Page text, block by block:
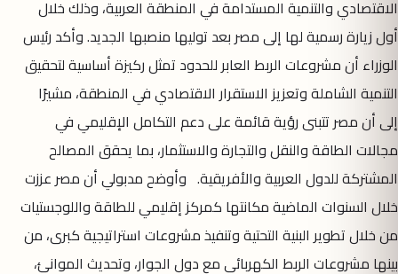
الاقتصادي والتنمية المستدامة في المنطقة العربية، وذلك خلال
أول زيارة رسمية لها إلى مصر بعد توليها منصبها الجديد. وأكد رئيس
الوزراء أن مشروعات الربط العابر للحدود تمثل ركيزة أساسية لتحقيق
التنمية الشاملة وتعزيز الاستقرار الاقتصادي في المنطقة، مشيرًا
إلى أن مصر تتبنى رؤية قائمة على دعم التكامل الإقليمي في
مجالات الطاقة والنقل والتجارة والاستثمار، بما يحقق المصالح
المشتركة للدول العربية والأفريقية. وأوضح مدبولي أن مصر عززت
خلال السنوات الماضية مكانتها كمركز إقليمي للطاقة واللوجستيات
من خلال تطوير البنية التحتية وتنفيذ مشروعات استراتيجية كبرى، من
بينها مشروعات الربط الكهربائي مع دول الجوار، وتحديث الموانئ،